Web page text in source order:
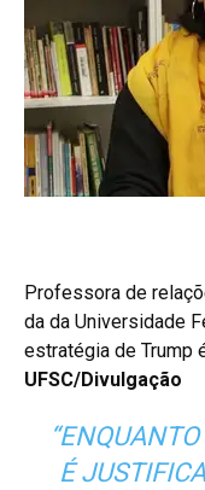
Professora de
da da Universidade
estratégia de Trump
UFSC/Divulgação
É